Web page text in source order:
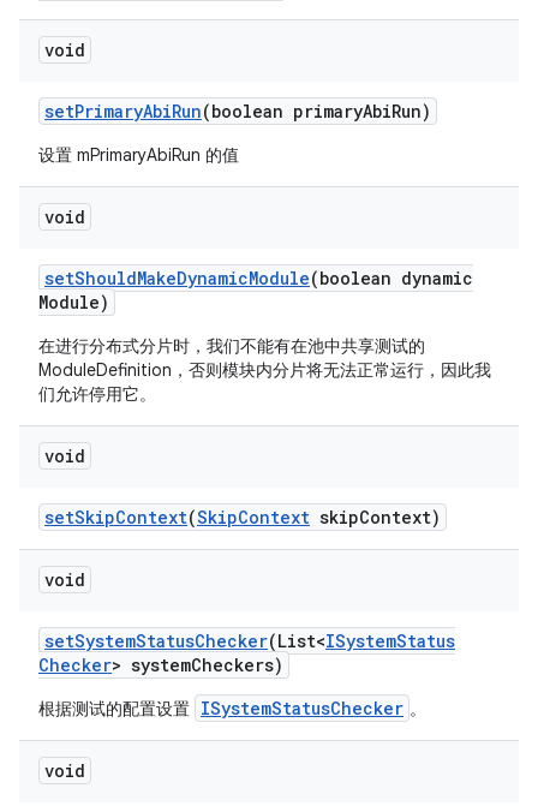
void
setPrimaryAbiRun(boolean primaryAbiRun)
设置 mPrimaryAbiRun 的值
void
setShouldMakeDynamicModule(boolean dynamic
Module)
在进行分布式分片时，我们不能有在池中共享测试的
ModuleDefinition，否则模块内分片将无法正常运行，因此我
们允许停用它。
void
setSkipContext(SkipContext skipContext)
void
setSystemStatusChecker(List<ISystemStatus
Checker> systemCheckers)
根据测试的配置设置 ISystemStatusChecker 。
void